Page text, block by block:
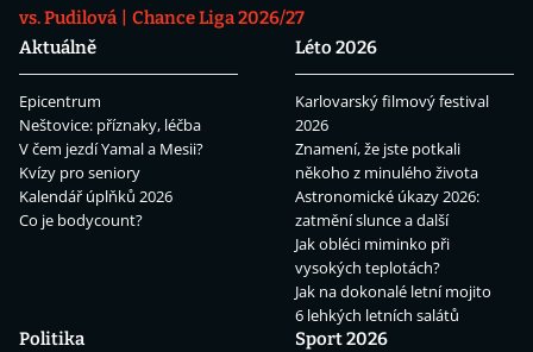
vs. Pudilová
Chance Liga 2026/27
Aktuálně
Epicentrum
Neštovice: příznaky, léčba
V čem jezdí Yamal a Mesii?
Kvízy pro seniory
Kalendář úplňků 2026
Co je bodycount?
Léto 2026
Karlovarský filmový festival
2026
Znamení, že jste potkali
někoho z minulého života
Astronomické úkazy 2026:
zatmění slunce a další
Jak obléci miminko při
vysokých teplotách?
Jak na dokonalé letní mojito
6 lehkých letních salátů
Politika
Sport 2026